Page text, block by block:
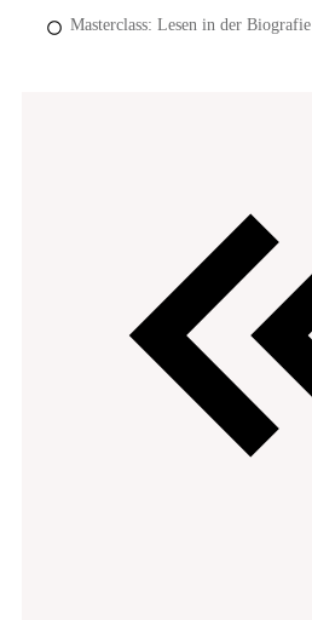
Masterclass: Lesen in der Biografie